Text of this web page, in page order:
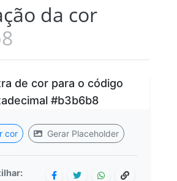
da cor
cor Gerar Placeholder